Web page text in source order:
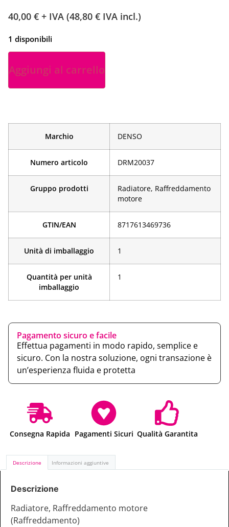
40,00 € + IVA (48,80 € IVA incl.)
1 disponibili
Aggiungi al carrello
Marchio DENSO
Numero articolo DRM20037
Gruppo prodotti
Radiatore, Raffreddamento
motore
GTIN/EAN ­8717613469736
Unità di imballaggio 1
Quantità per unità
imballaggio
1
Pagamento sicuro e facile
Effettua pagamenti in modo rapido, semplice e
sicuro. Con la nostra soluzione, ogni transazione è
un’esperienza fluida e protetta
Consegna Rapida Pagamenti Sicuri Qualità Garantita
Descrizione Informazioni aggiuntive
Descrizione
Radiatore, Raffreddamento motore
(Raffreddamento)